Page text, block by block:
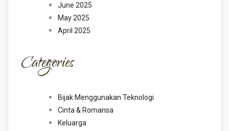
June 2025
May 2025
April 2025
Categories
Bijak Menggunakan Teknologi
Cinta & Romansa
Keluarga